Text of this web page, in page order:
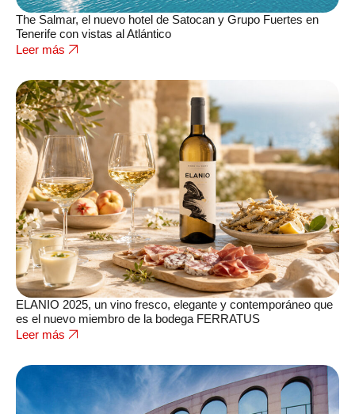
The Salmar, el nuevo hotel de Satocan y Grupo Fuertes en
Tenerife con vistas al Atlántico
Leer más
ELANIO 2025, un vino fresco, elegante y contemporáneo que
es el nuevo miembro de la bodega FERRATUS
Leer más